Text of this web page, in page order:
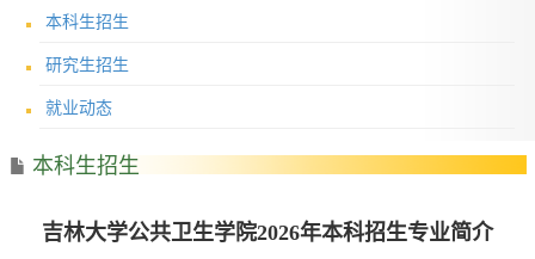
本科生招生
研究生招生
就业动态
本科生招生
吉林大学公共卫生学院2026年本科招生专业简介